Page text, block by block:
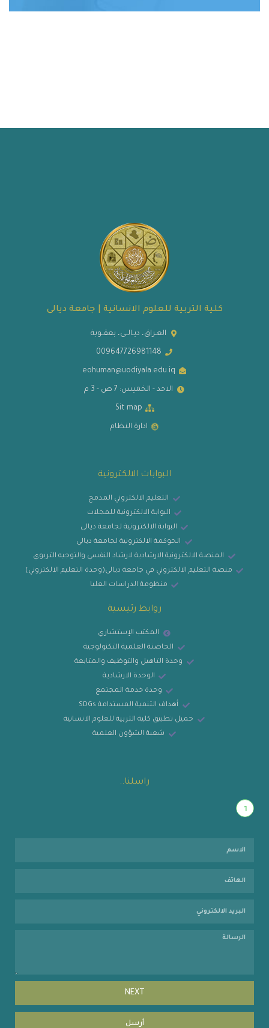
كلية التربية للعلوم الانسانية | جامعة ديالى
العـراق، ديـالــى، بعقــوبة
009647726981148
eohuman@uodiyala.edu.iq
الاحد - الخميس: 7 ص - 3 م
Sit map
ادارة النظام
البوابات الالكترونية
التعليم الالكتروني المدمج
البوابة الالكترونية للمجلات
البوابة الالكترونية لجامعة ديالى
الحوكمة الالكترونية لجامعة ديالى
المنصة الالكترونية الارشادية لارشاد النفسي والتوجيه التربوي
منصة التعليم الالكتروني في جامعة ديالى(وحدة التعليم الالكتروني)
منظومة الدراسات العليا
روابط رئيسية
المكتب الإستشاري
الحاضنة العلمية التكنولوجية
وحدة التاهيل والتوظيف والمتابعة
الوحدة الارشادية
وحدة خدمة المجتمع
أهداف التنمية المستدامة SDGs
حميل تطبيق كلية التربية للعلوم الانسانية
شعبة الشؤون العلمية
راسلنا..
1
NEXT
أرسل